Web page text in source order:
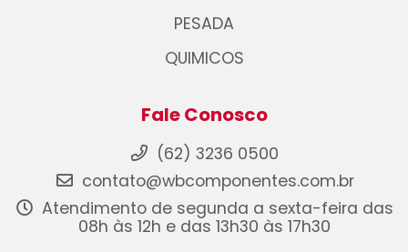
PESADA
QUIMICOS
Fale Conosco
(62) 3236 0500
contato@wbcomponentes.com.br
Atendimento de segunda a sexta-feira das
08h às 12h e das 13h30 às 17h30